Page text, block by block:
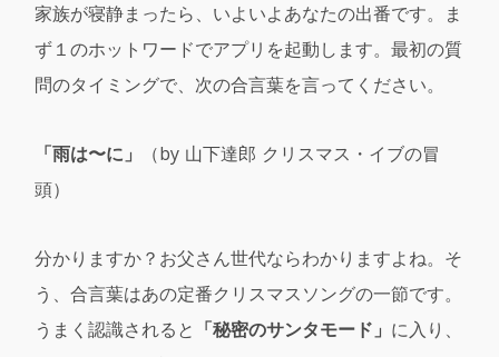
家族が寝静まったら、いよいよあなたの出番です。ま
ず１のホットワードでアプリを起動します。最初の質
問のタイミングで、次の合言葉を言ってください。
「雨は〜に」
（by 山下達郎 クリスマス・イブの冒
頭）
分かりますか？お父さん世代ならわかりますよね。そ
う、合言葉はあの定番クリスマスソングの一節です。
うまく認識されると 「秘密のサンタモード」 に入り、